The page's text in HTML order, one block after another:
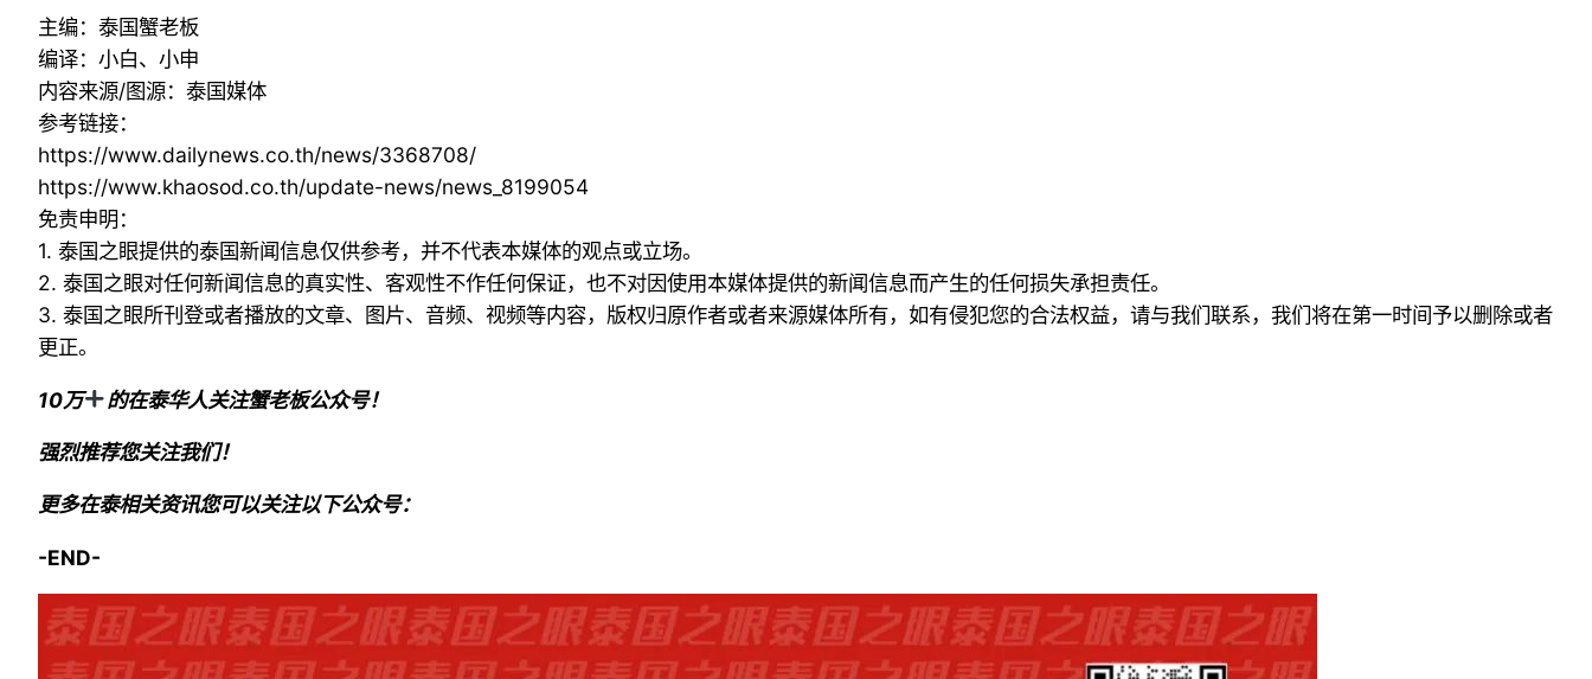
主编：泰国蟹老板
编译：小白、小申
内容来源/图源：泰国媒体
参考链接：
https://www.dailynews.co.th/news/3368708/
https://www.khaosod.co.th/update-news/news_8199054
免责申明：
1. 泰国之眼提供的泰国新闻信息仅供参考，并不代表本媒体的观点或立场。
2. 泰国之眼对任何新闻信息的真实性、客观性不作任何保证，也不对因使用本媒体提供的新闻信息而产生的任何损失承担责任。
3. 泰国之眼所刊登或者播放的文章、图片、音频、视频等内容，版权归原作者或者来源媒体所有，如有侵犯您的合法权益，请与我们联系，我们将在第一时间予以删除或者
更正。
10万 的在泰华人关注蟹老板公众号！
强烈推荐您关注我们！
更多在泰相关资讯您可以关注以下公众号：
-END-